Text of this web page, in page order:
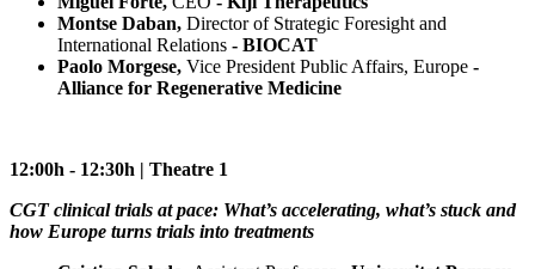
Montse Daban, Director of Strategic Foresight and
International Relations - BIOCAT
Paolo Morgese, Vice President Public Affairs, Europe -
Alliance for Regenerative Medicine
12:00h - 12:30h | Theatre 1
CGT clinical trials at pace: What’s accelerating, what’s stuck and
how Europe turns trials into treatments